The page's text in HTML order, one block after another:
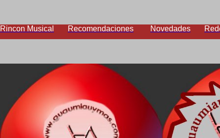
Rincon Musical Recomendaciones Novedades